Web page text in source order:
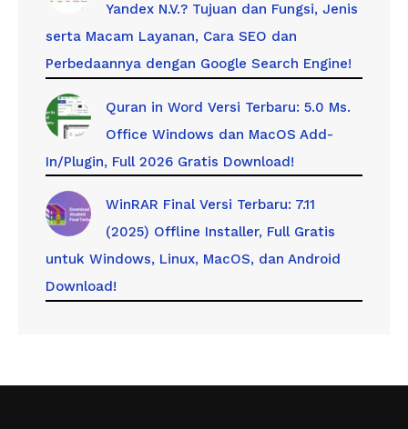
Yandex N.V.? Tujuan dan Fungsi, Jenis
serta Macam Layanan, Cara SEO dan
Perbedaannya dengan Google Search Engine!
Quran in Word Versi Terbaru: 5.0 Ms.
Office Windows dan MacOS Add-
In/Plugin, Full 2026 Gratis Download!
WinRAR Final Versi Terbaru: 7.11
(2025) Offline Installer, Full Gratis
untuk Windows, Linux, MacOS, dan Android
Download!